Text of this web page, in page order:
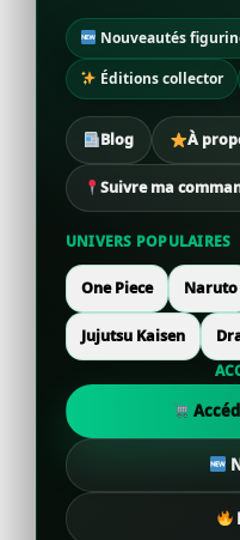
Nouveautés
Éditions collector
Blog À
Suivre ma
UNIVERS POPULAIRES
One Piece Naruto
Jujutsu Kaisen